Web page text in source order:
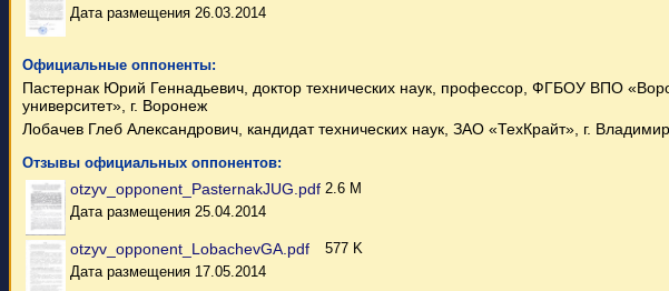
Дата размещения 26.03.2014
Официальные оппоненты:
Пастернак Юрий Геннадьевич, доктор технических наук, профессор, ФГБОУ ВПО
университет», г. Воронеж
Лобачев Глеб Александрович, кандидат технических наук, ЗАО «ТехКрайт», г. Владимир
Отзывы официальных оппонентов:
otzyv_opponent_PasternakJUG.pdf
Дата размещения 25.04.2014
2.6 M
otzyv_opponent_LobachevGA.pdf
Дата размещения 17.05.2014
577 K